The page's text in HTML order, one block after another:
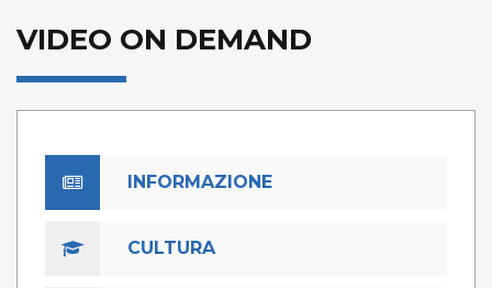
VIDEO ON DEMAND
INFORMAZIONE
CULTURA